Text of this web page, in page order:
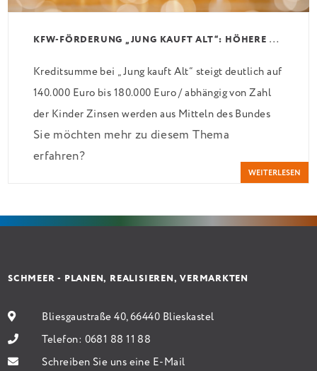
K
FW-FÖRDERUNG „JUNG KAUFT ALT“: HÖHERE KREDITE AB AUGUST 2026
Kreditsumme bei „Jung kauft Alt“ steigt deutlich auf
140.000 Euro bis 180.000 Euro / abhängig von Zahl
der Kinder Zinsen werden aus Mitteln des Bundes
verbilligt: Heutiger Zins bei 0,53 Prozent effektiv
bei 35 Jahren Laufzeit und 10 Jahren Zinsbindung
Antragstellende verpflichten sich zu energetischer
Sanierung in Einzelmaßnahmen […]
Sie möchten mehr zu diesem Thema
erfahren?
WEITERLESEN
SCHMEER - PLANEN, REALISIEREN, VERMARKTEN
Bliesgaustraße 40, 66440 Blieskastel
Telefon: 0681 88 11 88
Schreiben Sie uns eine E-Mail